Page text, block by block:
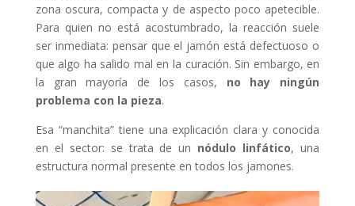
zona oscura, compacta y de aspecto poco apetecible.
Para quien no está acostumbrado, la reacción suele
ser inmediata: pensar que el jamón está defectuoso o
que algo ha salido mal en la curación. Sin embargo, en
la gran mayoría de los casos, no hay ningún
problema con la pieza.
Esa “manchita” tiene una explicación clara y conocida
en el sector: se trata de un nódulo linfático, una
estructura normal presente en todos los jamones.